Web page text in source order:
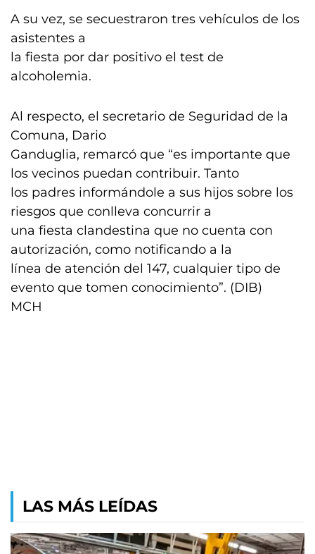
A su vez, se secuestraron tres vehículos de los
asistentes a
la fiesta por dar positivo el test de
alcoholemia.
Al respecto, el secretario de Seguridad de la
Comuna, Dario
Ganduglia, remarcó que “es importante que
los vecinos puedan contribuir. Tanto
los padres informándole a sus hijos sobre los
riesgos que conlleva concurrir a
una fiesta clandestina que no cuenta con
autorización, como notificando a la
línea de atención del 147, cualquier tipo de
evento que tomen conocimiento”. (DIB)
MCH
LAS MÁS LEÍDAS